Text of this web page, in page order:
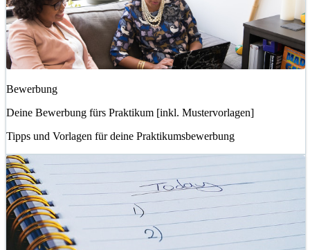
Bewerbung
Deine Bewerbung fürs Praktikum [inkl. Mustervorlagen]
Tipps und Vorlagen für deine Praktikumsbewerbung